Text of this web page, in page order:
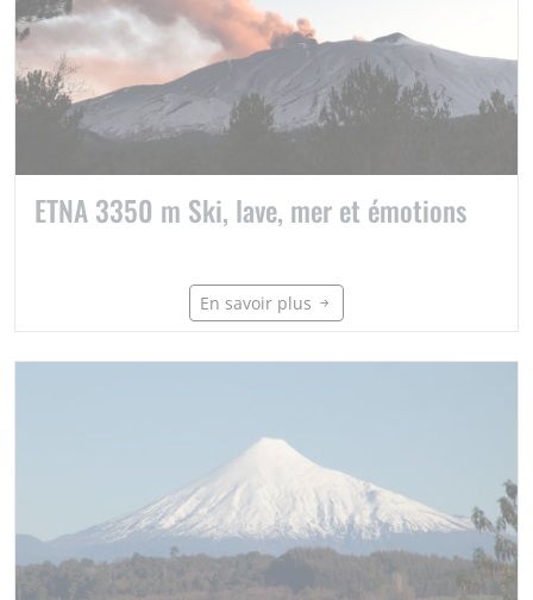
ETNA 3350 m Ski, lave, mer et émotions
En savoir plus